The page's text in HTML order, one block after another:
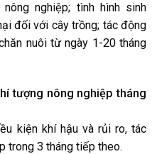
nghiệp; tình hình sinh
đối với cây trồng; tác động
nuôi từ ngày 1-20 tháng
tượng nông nghiệp tháng
kiện khí hậu và rủi ro, tác
trong 3 tháng tiếp theo.